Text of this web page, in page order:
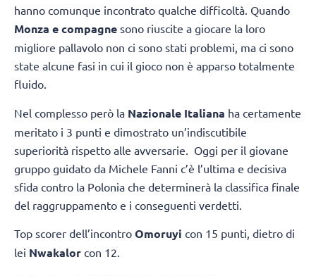
hanno comunque incontrato qualche difficoltà. Quando
Monza e compagne sono riuscite a giocare la loro
migliore pallavolo non ci sono stati problemi, ma ci sono
state alcune fasi in cui il gioco non è apparso totalmente
fluido.
Nel complesso però la Nazionale Italiana ha certamente
meritato i 3 punti e dimostrato un’indiscutibile
superiorità rispetto alle avversarie. Oggi per il giovane
gruppo guidato da Michele Fanni c’è l’ultima e decisiva
sfida contro la Polonia che determinerà la classifica finale
del raggruppamento e i conseguenti verdetti.
Top scorer dell’incontro Omoruyi con 15 punti, dietro di
lei Nwakalor con 12.